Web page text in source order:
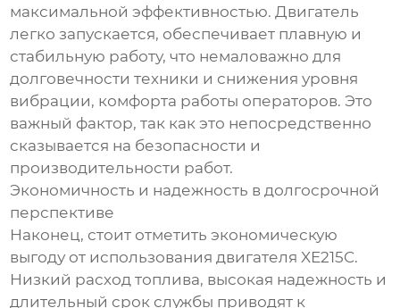
максимальной эффективностью. Двигатель
легко запускается, обеспечивает плавную и
стабильную работу, что немаловажно для
долговечности техники и снижения уровня
вибрации, комфорта работы операторов. Это
важный фактор, так как это непосредственно
сказывается на безопасности и
производительности работ.
Экономичность и надежность в долгосрочной
перспективе
Наконец, стоит отметить экономическую
выгоду от использования двигателя XE215C.
Низкий расход топлива, высокая надежность и
длительный срок службы приводят к